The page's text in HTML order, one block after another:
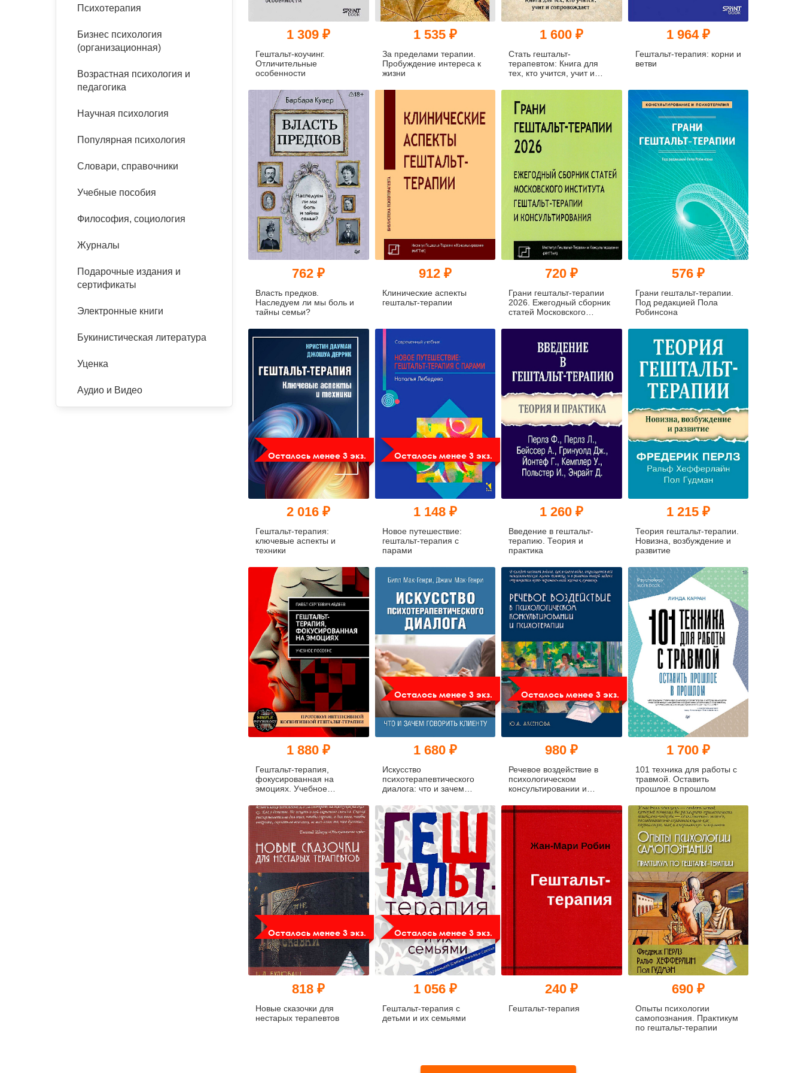
панические атаки
Психодрама
Сказкотерапия
психотерапии
Классический, эриксоновский
эргономика
Социальная психология
Психология развития
организационная психология
психоанализ
1 309 ₽
Гештальт-коучинг.
Отличительные
особенности
1 535 ₽
За пределами терапии.
Пробуждение интереса к
жизни
1 600 ₽
Стать гештальт-
терапевтом: Книга для
тех, кто учится, учит и
1 964 ₽
Гештальт-терапия: корни и
ветви
762 ₽
Власть предков.
Наследуем ли мы боль и
тайны семьи?
912 ₽
Клинические аспекты
гештальт-терапии
720 ₽
Грани гештальт-терапии
2026. Ежегодный сборник
статей Московского
терапии и
Консультирования
576 ₽
Грани гештальт-терапии.
Под редакцией Пола
Робинсона
Осталось менее 3 экз.
2 016 ₽
Гештальт-терапия:
ключевые аспекты и
техники
Осталось менее 3 экз.
1 148 ₽
Новое путешествие:
гештальт-терапия с
парами
1 260 ₽
Введение в гештальт-
терапию. Теория и
практика
1 215 ₽
Теория гештальт-терапии.
Новизна, возбуждение и
развитие
1 880 ₽
Гештальт-терапия,
фокусированная на
эмоциях. Учебное
Осталось менее 3 экз.
1 680 ₽
Искусство
психотерапевтического
диалога: что и зачем
Осталось менее 3 экз.
980 ₽
Речевое воздействие в
психологическом
консультировании и
практическое пособие для
вузов
1 700 ₽
101 техника для работы с
травмой. Оставить
прошлое в прошлом
Осталось менее 3 экз.
818 ₽
Новые сказочки для
нестарых терапевтов
Осталось менее 3 экз.
1 056 ₽
Гештальт-терапия с
детьми и их семьями
240 ₽
Гештальт-терапия
690 ₽
Опыты психологии
самопознания. Практикум
по гештальт-терапии
Психотерапия
Бизнес психология
(организационная)
Возрастная психология и
педагогика
Научная психология
Популярная психология
Словари, справочники
Учебные пособия
Философия, социология
Журналы
Подарочные издания и
сертификаты
Электронные книги
Букинистическая литература
Уценка
Аудио и Видео